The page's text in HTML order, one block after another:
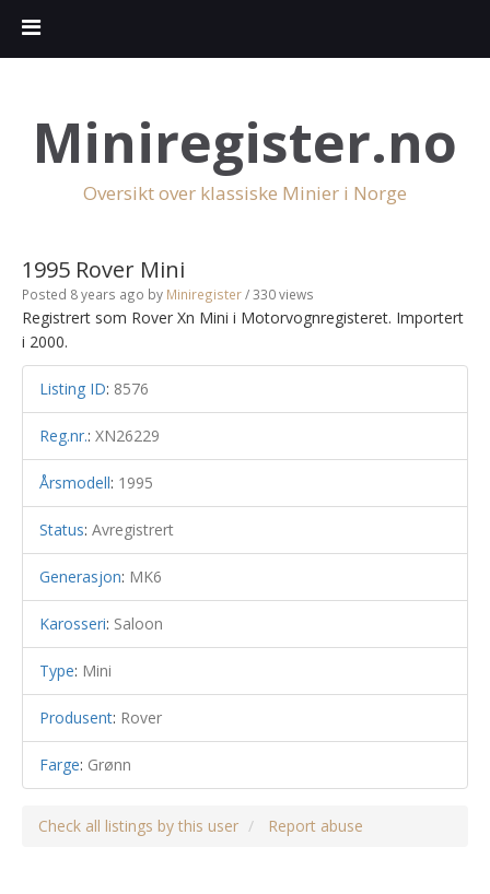
Miniregister.no
Oversikt over klassiske Minier i Norge
1995 Rover Mini
Posted 8 years ago by Miniregister/ 330 views
Registrert som Rover Xn Mini i Motorvognregisteret. Importert
i 2000.
Listing ID: 8576
Reg.nr.: XN26229
Årsmodell: 1995
Status: Avregistrert
Generasjon: MK6
Karosseri: Saloon
Type: Mini
Produsent: Rover
Farge: Grønn
Check all listings by this user Report abuse